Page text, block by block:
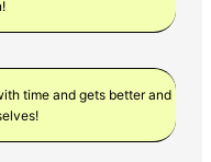
time and gets better and